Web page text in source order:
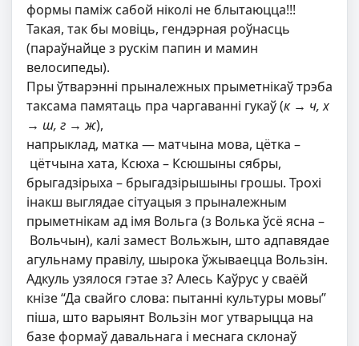
формы паміж сабой ніколі не блытаюцца!!!
Такая, так бы мовіць, гендэрная роўнасць
(параўнайце з рускім папин и мамин
велосипеды).
Пры ўтварэнні прыналежных прыметнікаў трэба
таксама памятаць пра чаргаваннi гукаў (к → ч, х
→ ш, г → ж),
напрыклад, матка — матчына мова, цётка –
цётчына хата, Ксюха – Ксюшыны сябры,
брыгадзірыха – брыгадзірышыны грошы. Трохі
інакш выглядае сітуацыя з прыналежным
прыметнікам ад імя Вольга (з Волька ўсё ясна –
Вольчын), калі замест Вольжын, што адпавядае
агульнаму правілу, шырока ўжываецца Вользін.
Адкуль узялося гэтае з? Алесь Каўрус у сваёй
кнізе “Да свайго слова: пытанні культуры мовы”
піша, што варыянт Вользін мог утварыцца на
базе формаў давальнага і меснага склонаў